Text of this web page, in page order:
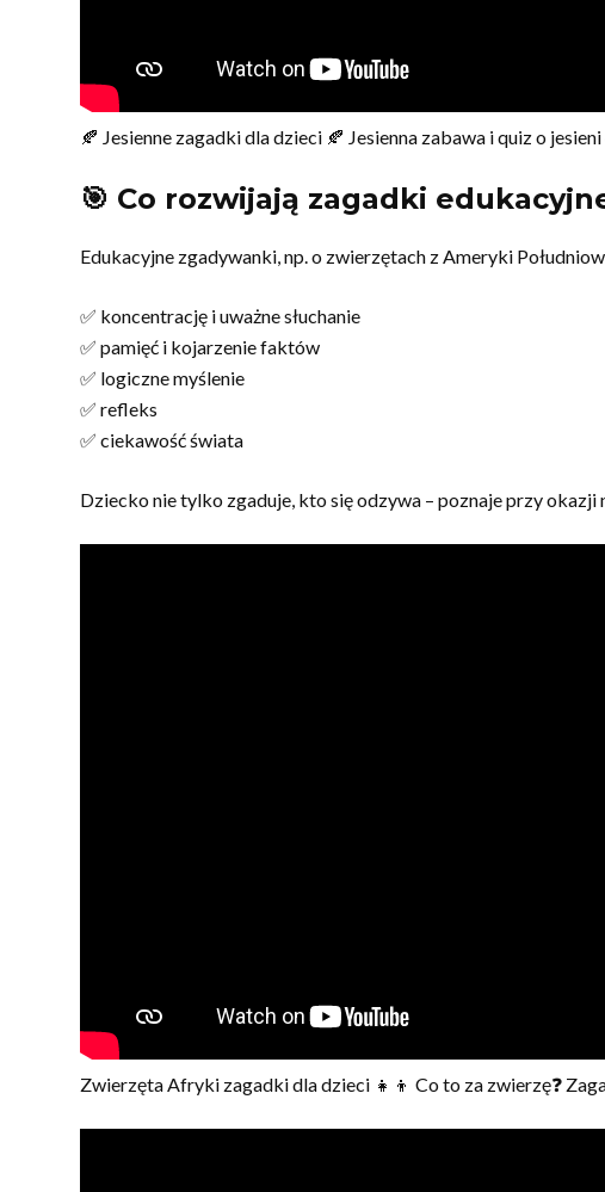
🍂 Jesienne zagadki dla dzieci 🍂 Jesienna zabawa i quiz o
🎯 Co rozwijają zagadki
Edukacyjne zgadywanki, np. o zwierzętach z Ameryki
✅ koncentrację i uważne słuchanie
✅ pamięć i kojarzenie faktów
✅ logiczne myślenie
✅ refleks
✅ ciekawość świata
Dziecko nie tylko zgaduje, kto się odzywa – poznaje przy okazji
Zwierzęta Afryki zagadki dla dzieci 👧👦 Co to za zwierzę❓